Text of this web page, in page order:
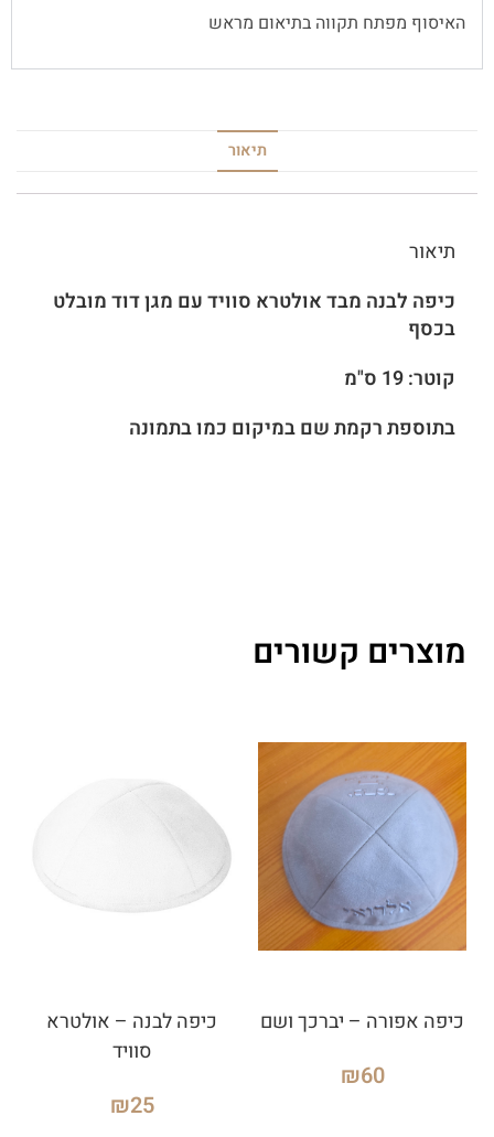
האיסוף מפתח תקווה בתיאום מראש
תיאור
תיאור
כיפה לבנה מבד אולטרא סוויד עם מגן דוד מובלט
בכסף
קוטר: 19 ס"מ
בתוספת רקמת שם במיקום כמו בתמונה
מוצרים קשורים
כיפה אפורה – יברכך ושם
₪60
כיפה לבנה – אולטרא
סוויד
₪25